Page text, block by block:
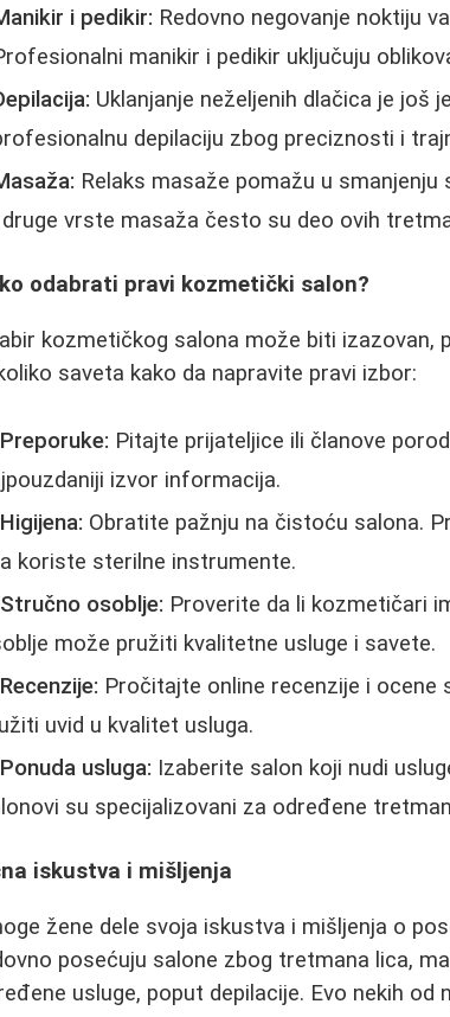
i pedikir: Redovno negovanje noktiju
manikir i pedikir uključuju
Uklanjanje neželjenih dlačica je još
depilaciju zbog preciznosti i
Relaks masaže pomažu u
vrste masaža često su deo ovih
odabrati pravi kozmetički salon?
kozmetičkog salona može biti izazovan,
saveta kako da napravite pravi izbor:
Preporuke: Pitajte prijateljice ili članove
izvor informacija.
Higijena: Obratite pažnju na čistoću salona.
koriste sterilne instrumente.
Stručno osoblje: Proverite da li kozmetičari
može pružiti kvalitetne usluge i savete.
Recenzije: Pročitajte online recenzije i ocene
uvid u kvalitet usluga.
Ponuda usluga: Izaberite salon koji nudi
su specijalizovani za određene
iskustva i mišljenja
žene dele svoja iskustva i mišljenja o
posećuju salone zbog tretmana lica,
usluge, poput depilacije. Evo nekih od